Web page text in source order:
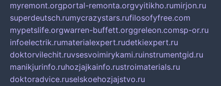
myremont.orgportal-remonta.orgvyitikho.rumirjon.ru
superdeutsch.rumycrazystars.rufilosofyfree.com
mypetslife.orgwarren-buffett.orggreleon.comsp-or.ru
infoelectrik.rumaterialexpert.rudetkiexpert.ru
doktorvilechit.ruvsesvoimirykami.ruinstrumentgid.ru
manikjurinfo.ruhozjajkainfo.rustroimaterials.ru
doktoradvice.ruselskoehozjajstvo.ru